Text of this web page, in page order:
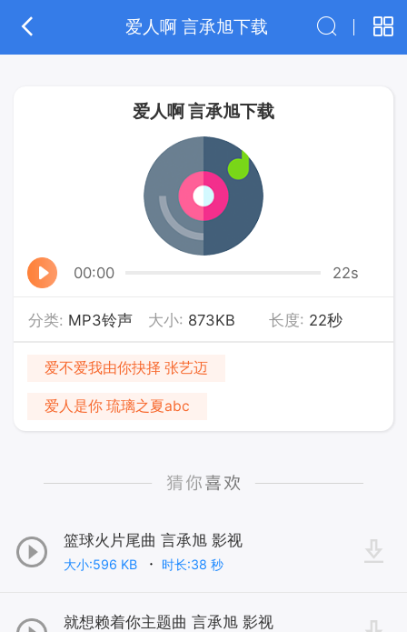
爱人啊 言承旭下载
爱人啊 言承旭下载
00:00 22s
分类: MP3铃声 大小: 873KB 长度: 22秒
爱不爱我由你抉择 张艺迈
爱人是你 琉璃之夏abc
篮球火片尾曲 言承旭 影视
大小:596 KB 时长:38 秒
就想赖着你主题曲 言承旭 影视